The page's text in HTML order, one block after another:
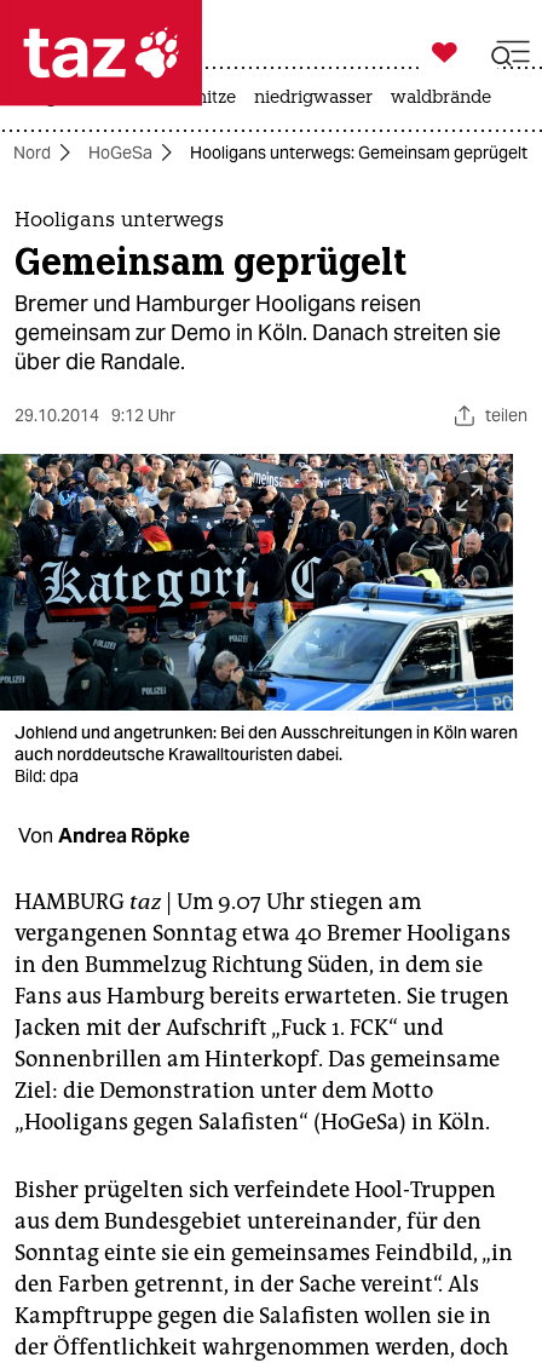
 taz zahl ich
taz zahl ich
themen
politik
öko
sport
berlin
nord
wahrheit
verlag
verlag
shop
fragen & hilfe
unterstützen
abo
genossenschaft
epaper login

taz zahl ich
hitze niedrigwasser waldbrände
Nord HoGeSa Hooligans unterwegs: Gemeinsam geprügelt
Hooligans unterwegs
Gemeinsam geprügelt
Bremer und Hamburger Hooligans reisen
gemeinsam zur Demo in Köln. Danach streiten sie
über die Randale.
29.10.2014 9:12 Uhr teilen
Johlend und angetrunken: Bei den Ausschreitungen in Köln waren
auch norddeutsche Krawalltouristen dabei.
Bild: dpa
Von Andrea Röpke
HAMBURG taz| Um 9.07 Uhr stiegen am
vergangenen Sonntag etwa 40 Bremer Hooligans
in den Bummelzug Richtung Süden, in dem sie
Fans aus Hamburg bereits erwarteten. Sie trugen
Jacken mit der Aufschrift „Fuck 1. FCK“ und
Sonnenbrillen am Hinterkopf. Das gemeinsame
Ziel: die Demonstration unter dem Motto
„Hooligans gegen Salafisten“ (HoGeSa) in Köln.
Bisher prügelten sich verfeindete Hool-Truppen
aus dem Bundesgebiet untereinander, für den
Sonntag einte sie ein gemeinsames Feindbild, „in
den Farben getrennt, in der Sache vereint“. Als
Kampftruppe gegen die Salafisten wollen sie in
der Öffentlichkeit wahrgenommen werden, doch